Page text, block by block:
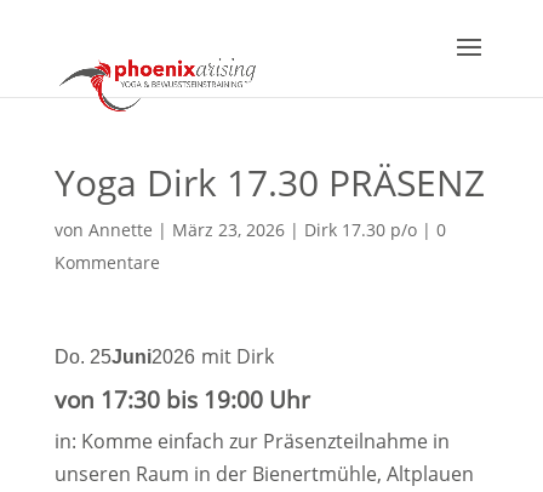
Yoga Dirk 17.30 PRÄSENZ
von Annette | März 23, 2026| Dirk 17.30 p/o| 0
Kommentare
Do. 25Juni2026 mit Dirk
von 17:30 bis 19:00 Uhr
in: Komme einfach zur Präsenzteilnahme in
unseren Raum in der Bienertmühle, Altplauen